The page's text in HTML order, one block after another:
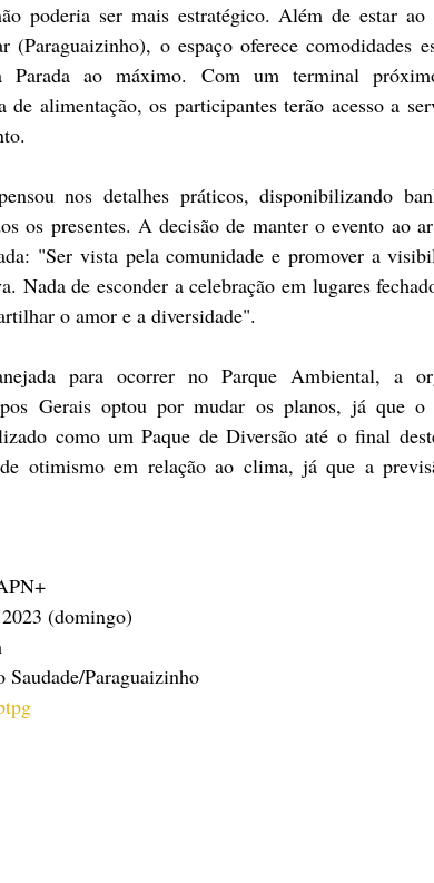
poderia ser mais estratégico. Além de estar ao
(Paraguaizinho), o espaço oferece comodidades
Parada ao máximo. Com um terminal
de alimentação, os participantes terão acesso a
nos detalhes práticos, disponibilizando
os presentes. A decisão de manter o evento ao
"Ser vista pela comunidade e promover a
Nada de esconder a celebração em lugares
o amor e a diversidade".
para ocorrer no Parque Ambiental, a
Gerais optou por mudar os planos, já que o
como um Paque de Diversão até o final
otimismo em relação ao clima, já que a
(domingo)
Saudade/Paraguaizinho